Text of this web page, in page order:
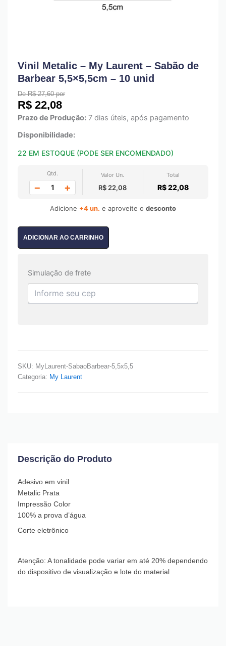
Vinil Metalic – My Laurent – Sabão de
Barbear 5,5×5,5cm – 10 unid
De R$ 27,60 por
R$ 22,08
Prazo de Produção: 7 dias úteis, após pagamento
Disponibilidade:
22 EM ESTOQUE (PODE SER ENCOMENDADO)
Qtd.
− +
Valor Un.
R$ 22,08
Total
R$ 22,08
Adicione +4 un. e aproveite o desconto
ADICIONAR AO CARRINHO
Simulação de frete
SKU: MyLaurent-SabaoBarbear-5,5x5,5
Categoria: My Laurent
Descrição do Produto
Adesivo em vinil
Metalic Prata
Impressão Color
100% a prova d’água
Corte eletrônico
Atenção: A tonalidade pode variar em até 20% dependendo
do dispositivo de visualização e lote do material